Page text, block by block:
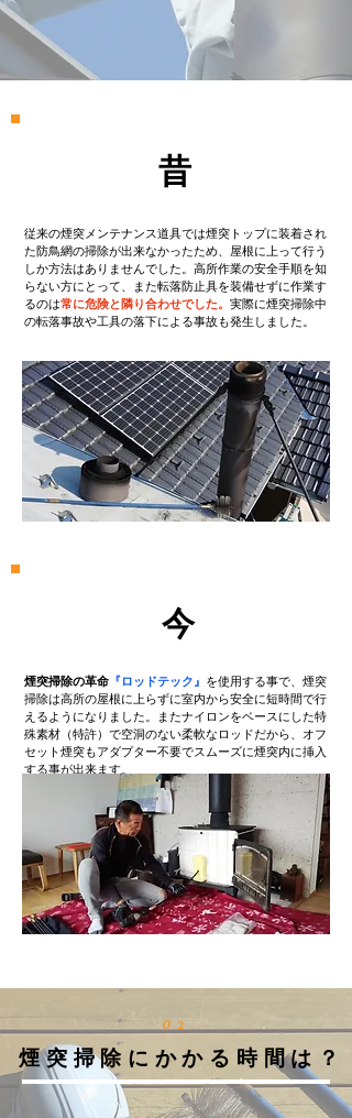
​昔
従来の煙突メンテナンス道具では煙突トップに装着され
た防鳥網の掃除が出来なかったため、屋根に上って行う
しか方法はありませんでした。高所作業の安全手順を知
らない方にとって、また転落防止具を装備せずに作業す
るのは常に危険と隣り合わせでした。 実際に煙突掃除中
の転落事故や工具の落下による事故も発生しました。
​今
煙突掃除の革命 『ロッドテック』 を使用する事で、煙突
掃除は高所の屋根に上らずに室内から安全に短時間で行
えるようになりました。またナイロンをベースにした特
殊素材（特許）で空洞のない柔軟なロッドだから、オフ
セット煙突もアダプター不要でスムーズに煙突内に挿入
する事が出来ます。
02
煙突掃除にかかる時間は？